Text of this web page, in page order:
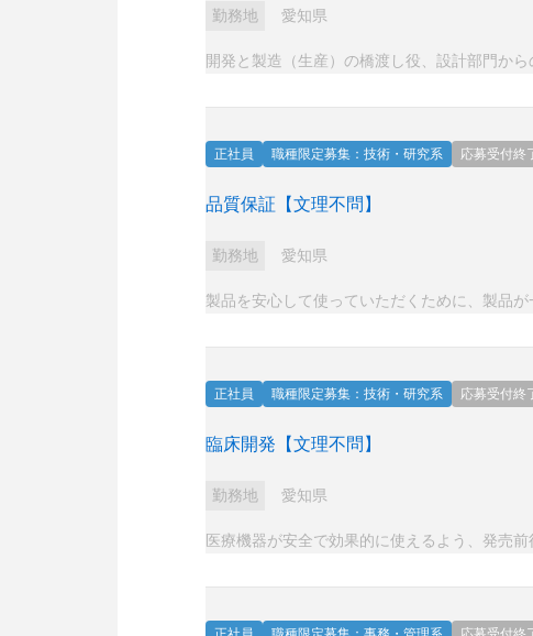
勤務地 愛知県
開発と製造（生産）の橋渡し役、設計部門か
正社員 職種限定募集：技術・研究系 応募受付終
品質保証【文理不問】
勤務地 愛知県
製品を安心して使っていただくために、製品
正社員 職種限定募集：技術・研究系 応募受付終
臨床開発【文理不問】
勤務地 愛知県
医療機器が安全で効果的に使えるよう、発売